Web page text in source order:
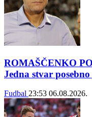
ROMAŠČENKO
Jedna stvar
Fudbal 23:53 06.08.2026.